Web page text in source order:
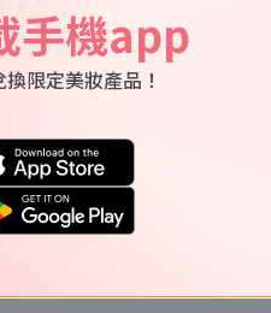
手機app
限定美妝產品！